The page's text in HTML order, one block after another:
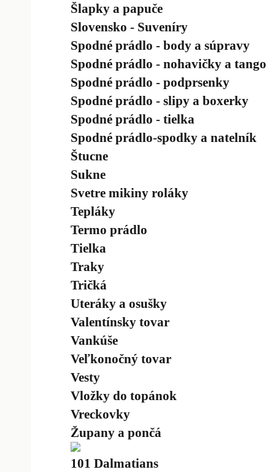
Šlapky a papuče
Slovensko - Suveníry
Spodné prádlo - body a súpravy
Spodné prádlo - nohavičky a tango
Spodné prádlo - podprsenky
Spodné prádlo - slipy a boxerky
Spodné prádlo - tielka
Spodné prádlo-spodky a natelník
Štucne
Sukne
Svetre mikiny roláky
Tepláky
Termo prádlo
Tielka
Traky
Tričká
Uteráky a osušky
Valentínsky tovar
Vankúše
Veľkonočný tovar
Vesty
Vložky do topánok
Vreckovky
Župany a pončá
101 Dalmatians